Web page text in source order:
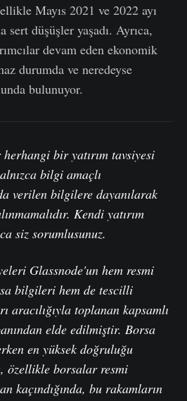
Mayıs 2021 ve 2022 ayı
sert düşüşler yaşadı. Ayrıca,
devam eden ekonomik
durumda ve neredeyse
bulunuyor.
bir yatırım tavsiyesi
bilgi amaçlı
verilen bilgilere dayanılarak
Kendi yatırım
siz sorumlusunuz.
Glassnode'un hem resmi
bilgileri hem de tescilli
aracılığıyla toplanan kapsamlı
elde edilmiştir. Borsa
en yüksek doğruluğu
özellikle borsalar resmi
kaçındığında, bu rakamların